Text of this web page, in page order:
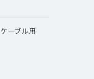
ーブル用